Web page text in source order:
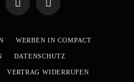
X
YouTube
WERBEN IN COMPACT
DATENSCHUTZ
VERTRAG WIDERRUFEN